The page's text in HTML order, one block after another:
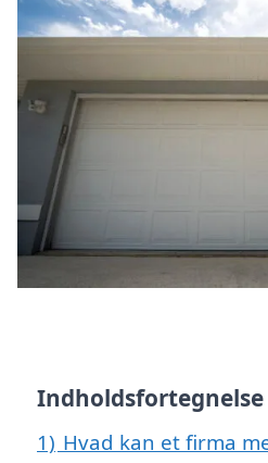
Indholdsfortegnelse
1) Hvad kan et firma